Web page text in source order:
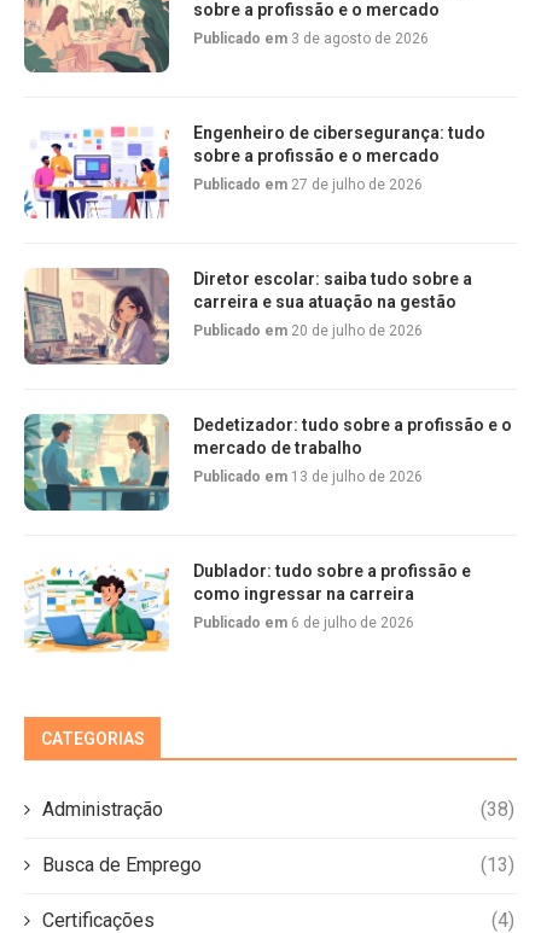
sobre a profissão e o mercado
Publicado em 3 de agosto de 2026
Engenheiro de cibersegurança: tudo
sobre a profissão e o mercado
Publicado em 27 de julho de 2026
Diretor escolar: saiba tudo sobre a
carreira e sua atuação na gestão
Publicado em 20 de julho de 2026
Dedetizador: tudo sobre a profissão e o
mercado de trabalho
Publicado em 13 de julho de 2026
Dublador: tudo sobre a profissão e
como ingressar na carreira
Publicado em 6 de julho de 2026
CATEGORIAS
Administração (38)
Busca de Emprego (13)
Certificações (4)